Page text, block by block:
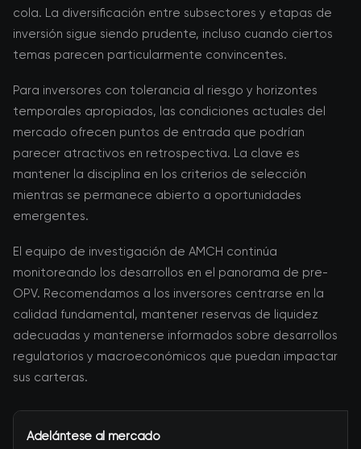
cola. La diversificación entre subsectores y etapas de
inversión sigue siendo prudente, incluso cuando ciertos
temas parecen particularmente convincentes.
Para inversores con tolerancia al riesgo y horizontes
temporales apropiados, las condiciones actuales del
mercado ofrecen puntos de entrada que podrían
parecer atractivos en retrospectiva. La clave es
mantener la disciplina en los criterios de selección
mientras se permanece abierto a oportunidades
emergentes.
El equipo de investigación de AMCH continúa
monitoreando los desarrollos en el panorama de pre-
OPV. Recomendamos a los inversores centrarse en la
calidad fundamental, mantener reservas de liquidez
adecuadas y mantenerse informados sobre desarrollos
regulatorios y macroeconómicos que puedan impactar
sus carteras.
Adelántese al mercado